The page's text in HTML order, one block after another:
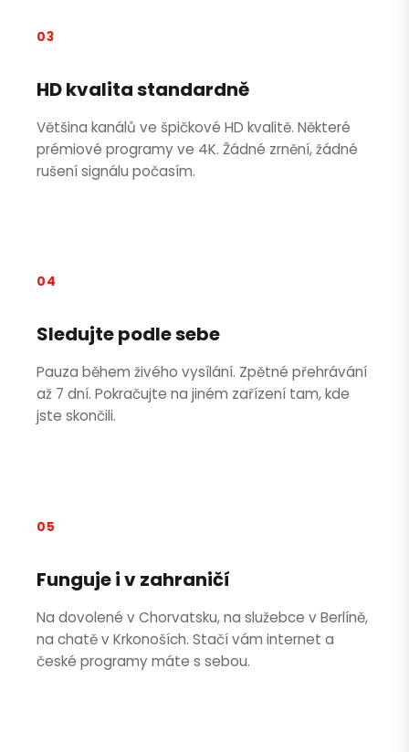
03
HD kvalita standardně
Většina kanálů ve špičkové HD kvalitě. Některé
prémiové programy ve 4K. Žádné zrnění, žádné
rušení signálu počasím.
04
Sledujte podle sebe
Pauza během živého vysílání. Zpětné přehrávání
až 7 dní. Pokračujte na jiném zařízení tam, kde
jste skončili.
05
Funguje i v zahraničí
Na dovolené v Chorvatsku, na služebce v Berlíně,
na chatě v Krkonoších. Stačí vám internet a
české programy máte s sebou.
PN
Petra je online